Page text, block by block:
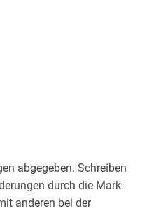
abgegeben. Schreiben
durch die Mark
anderen bei der